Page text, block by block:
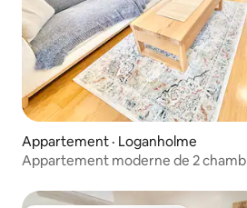
Appartement · Loganholme
Appartement moderne de 2